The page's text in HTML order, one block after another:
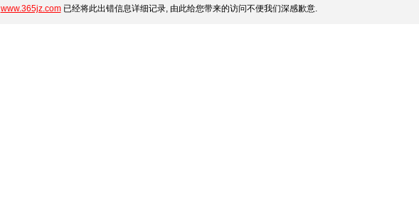
www.365jz.com已经将此出错信息详细记录, 由此给您带来的访问不便我们深感歉意.